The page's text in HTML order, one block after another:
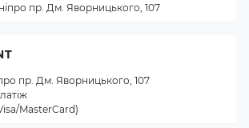
пр. Дм. Яворницького, 107
пр. Дм. Яворницького, 107
MasterCard)